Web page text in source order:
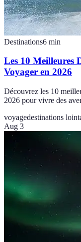
Destinations6 min
Les 10 Meilleures
Voyager en 2026
Découvrez les 10
2026 pour vivre des
voyagedestinations
Aug 3